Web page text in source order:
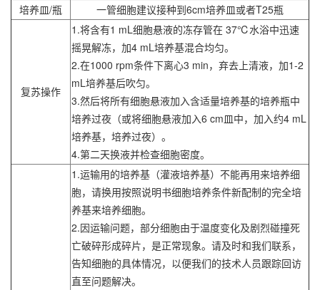
培养皿/瓶
一管细胞建议接种到6cm培养皿或者T25瓶
复苏操作
1.将含有1 mL细胞悬液的冻存管在 37℃水浴中迅速
摇晃解冻，加4 mL培养基混合均匀。
2.在1000 rpm条件下离心3 min，弃去上清液，加1-2
mL培养基后吹匀。
3.然后将所有细胞悬液加入含适量培养基的培养瓶中
培养过夜（或将细胞悬液加入6 cm皿中，加入约4 mL
培养基，培养过夜）。
4.第二天换液并检查细胞密度。
1.运输用的培养基（灌液培养基）不能再用来培养细
胞，请换用按照说明书细胞培养条件新配制的完全培
养基来培养细胞。
2.因运输问题，部分细胞由于温度变化及剧烈碰撞死
亡破碎形成碎片，是正常现象。请及时和我们联系，
告知细胞的具体情况，以便我们的技术人员跟踪回访
直至问题解决。